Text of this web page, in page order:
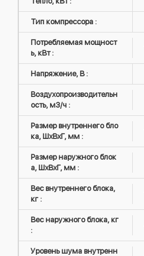
Тип компрессора :
Потребляемая мощност
ь, кВт :
Напряжение, В :
Воздухопроизводительн
ость, м3/ч :
Размер внутреннего бло
ка, ШxВxГ, мм :
Размер наружного блок
а, ШxВxГ, мм :
Вес внутреннего блока,
кг :
Вес наружного блока, кг
:
Уровень шума внутренн